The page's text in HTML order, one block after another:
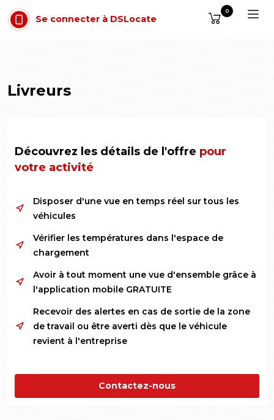
Aller au contenu
Se connecter à DSLocate
0
Livreurs
Découvrez les détails de l'offre pour
votre activité
Disposer d'une vue en temps réel sur tous les
véhicules
Vérifier les températures dans l'espace de
chargement
Avoir à tout moment une vue d'ensemble grâce à
l'application mobile GRATUITE
Recevoir des alertes en cas de sortie de la zone
de travail ou être averti dès que le véhicule
revient à l'entreprise
Contactez-nous